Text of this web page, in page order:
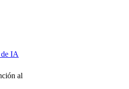
IA
al